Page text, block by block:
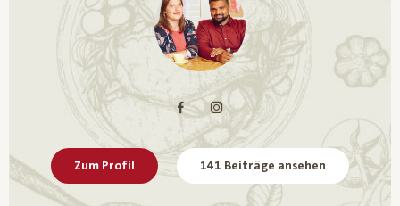
Zum Profil 141 Beiträge ansehen